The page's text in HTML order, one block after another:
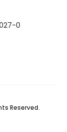
0
Reserved.